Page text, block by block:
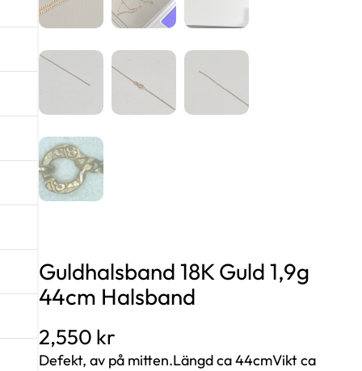
Guldhalsband 18K Guld 1,9g
44cm Halsband
2,550 kr
Defekt, av på mitten.Längd ca 44cmVikt ca